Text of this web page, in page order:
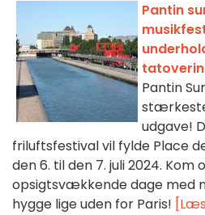
Pantin
Pantin
udgave!
friluftsfestival vil fylde Place
den 6. til den 7. juli 2024. Kom
opsigtsvækkende dage med
hygge lige uden for Paris!